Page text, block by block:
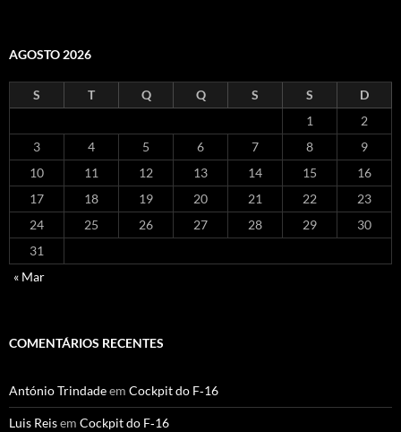
AGOSTO 2026
S T Q Q S S
D
1
2
3
4 5 6 7 8
9
10
11 12 13 14 15
16
17
18 19 20 21 22
23
24
25 26 27 28 29
30
31
« Mar
COMENTÁRIOS RECENTES
António Trindadeem Cockpit do F‑16
Luis Reisem Cockpit do F‑16